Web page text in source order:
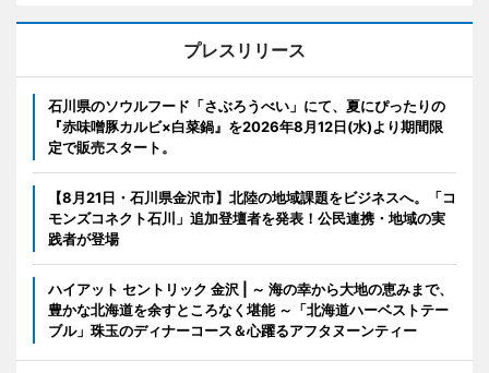
プレスリリース
石川県のソウルフード「さぶろうべい」にて、夏にぴったりの
『赤味噌豚カルビ×白菜鍋』を2026年8月12日(水)より期間限
定で販売スタート。
【8月21日・石川県金沢市】北陸の地域課題をビジネスへ。「コ
モンズコネクト石川」追加登壇者を発表！公民連携・地域の実
践者が登場
ハイアット セントリック 金沢 | ～ 海の幸から大地の恵みまで、
豊かな北海道を余すところなく堪能 ～「北海道ハーベストテー
ブル」珠玉のディナーコース＆心躍るアフタヌーンティー